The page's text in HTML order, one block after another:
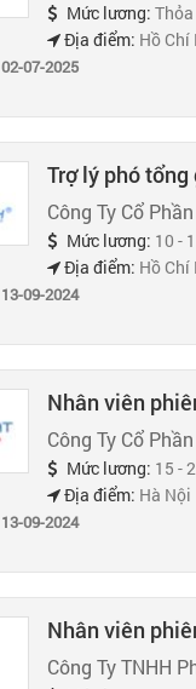
Mức lương:
Địa điểm: Hồ Chí
02-07-2025
Trợ lý phó
Công Ty Cổ
Mức lương: 10 -
Địa điểm: Hồ Chí
13-09-2024
Nhân viên
Công Ty Cổ
Mức lương: 15 -
Địa điểm: Hà Nội
13-09-2024
Nhân viên
Công Ty TNHH